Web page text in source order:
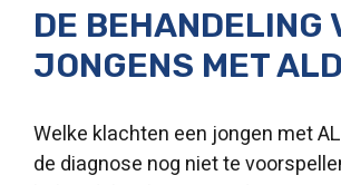
DE BEHANDELING
JONGENS MET ALD
Welke klachten een jongen met
de diagnose nog niet te